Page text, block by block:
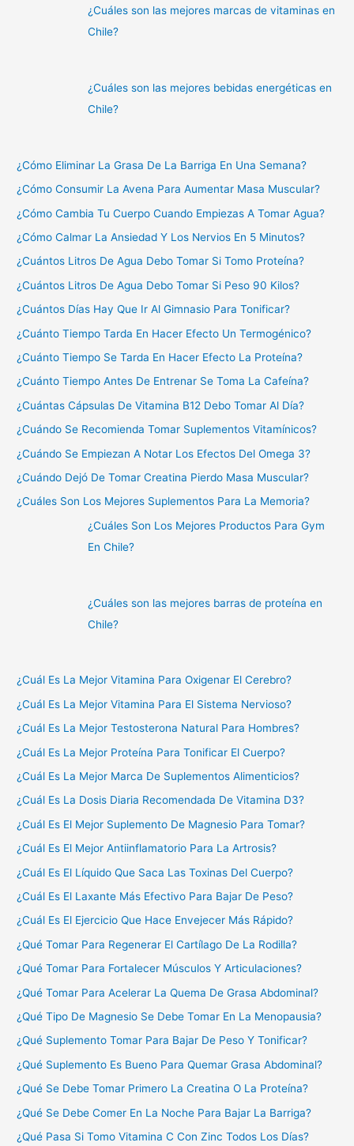
¿Cuáles son las mejores marcas de vitaminas en
Chile?
¿Cuáles son las mejores bebidas energéticas en
Chile?
¿Cómo Eliminar La Grasa De La Barriga En Una Semana?
¿Cómo Consumir La Avena Para Aumentar Masa Muscular?
¿Cómo Cambia Tu Cuerpo Cuando Empiezas A Tomar Agua?
¿Cómo Calmar La Ansiedad Y Los Nervios En 5 Minutos?
¿Cuántos Litros De Agua Debo Tomar Si Tomo Proteína?
¿Cuántos Litros De Agua Debo Tomar Si Peso 90 Kilos?
¿Cuántos Días Hay Que Ir Al Gimnasio Para Tonificar?
¿Cuánto Tiempo Tarda En Hacer Efecto Un Termogénico?
¿Cuánto Tiempo Se Tarda En Hacer Efecto La Proteína?
¿Cuánto Tiempo Antes De Entrenar Se Toma La Cafeína?
¿Cuántas Cápsulas De Vitamina B12 Debo Tomar Al Día?
¿Cuándo Se Recomienda Tomar Suplementos Vitamínicos?
¿Cuándo Se Empiezan A Notar Los Efectos Del Omega 3?
¿Cuándo Dejó De Tomar Creatina Pierdo Masa Muscular?
¿Cuáles Son Los Mejores Suplementos Para La Memoria?
¿Cuáles Son Los Mejores Productos Para Gym
En Chile?
¿Cuáles son las mejores barras de proteína en
Chile?
¿Cuál Es La Mejor Vitamina Para Oxigenar El Cerebro?
¿Cuál Es La Mejor Vitamina Para El Sistema Nervioso?
¿Cuál Es La Mejor Testosterona Natural Para Hombres?
¿Cuál Es La Mejor Proteína Para Tonificar El Cuerpo?
¿Cuál Es La Mejor Marca De Suplementos Alimenticios?
¿Cuál Es La Dosis Diaria Recomendada De Vitamina D3?
¿Cuál Es El Mejor Suplemento De Magnesio Para Tomar?
¿Cuál Es El Mejor Antiinflamatorio Para La Artrosis?
¿Cuál Es El Líquido Que Saca Las Toxinas Del Cuerpo?
¿Cuál Es El Laxante Más Efectivo Para Bajar De Peso?
¿Cuál Es El Ejercicio Que Hace Envejecer Más Rápido?
¿Qué Tomar Para Regenerar El Cartílago De La Rodilla?
¿Qué Tomar Para Fortalecer Músculos Y Articulaciones?
¿Qué Tomar Para Acelerar La Quema De Grasa Abdominal?
¿Qué Tipo De Magnesio Se Debe Tomar En La Menopausia?
¿Qué Suplemento Tomar Para Bajar De Peso Y Tonificar?
¿Qué Suplemento Es Bueno Para Quemar Grasa Abdominal?
¿Qué Se Debe Tomar Primero La Creatina O La Proteína?
¿Qué Se Debe Comer En La Noche Para Bajar La Barriga?
¿Qué Pasa Si Tomo Vitamina C Con Zinc Todos Los Días?